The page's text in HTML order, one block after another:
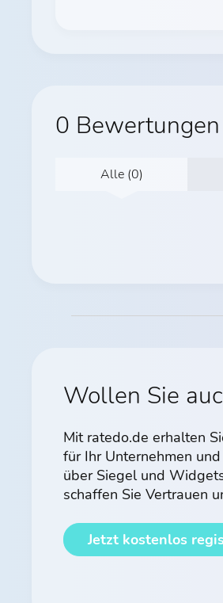
0 Bewertungen
Alle (0)
Wollen Sie
Mit ratedo.de erhalten
für Ihr Unternehmen
über Siegel und
schaffen Sie Vertrauen
Jetzt kostenlos